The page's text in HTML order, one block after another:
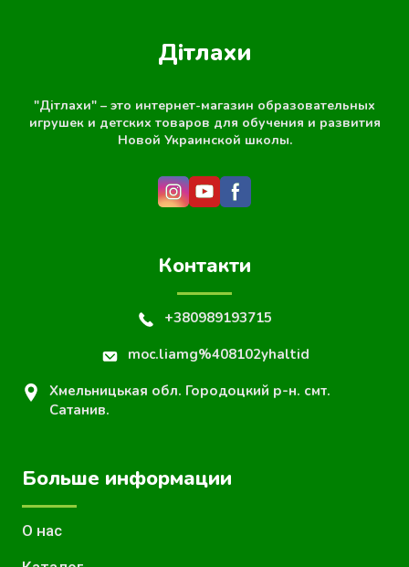
Дітлахи
"Дітлахи" – это интернет-магазин образовательных
игрушек и детских товаров для обучения и развития
Новой Украинской школы.
Контакти
+380989193715
moc.liamg%408102yhaltid
Хмельницькая обл. Городоцкий р-н. смт.
Сатанив.
Больше информации
О нас